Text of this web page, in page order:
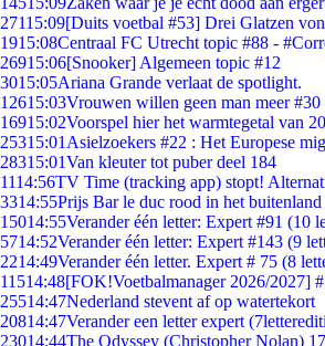
27115:09[Duits voetbal #53] Drei Glatzen
1915:08Centraal FC Utrecht topic #88 -
26915:06[Snooker] Algemeen topic #12
3015:05Ariana Grande verlaat de spotlight.
12615:03Vrouwen willen geen man meer #30
16915:02Voorspel hier het warmtegetal van
25315:01 Asielzoekers #22 : Het Europese
28315:01Van kleuter tot puber deel 184
1114:56TV Time (tracking app) stopt!
3314:55Prijs Bar le duc rood in het buitenland
15014:55Verander één letter: Expert #91 (10
5714:52Verander één letter: Expert #143 (9
2214:49Verander één letter. Expert # 75 (8
11514:48[FOK!Voetbalmanager 2026/2027]
25514:47Nederland stevent af op watertekort
20814:47Verander een letter expert
23014:44The Odyssey (Christopher Nolan)